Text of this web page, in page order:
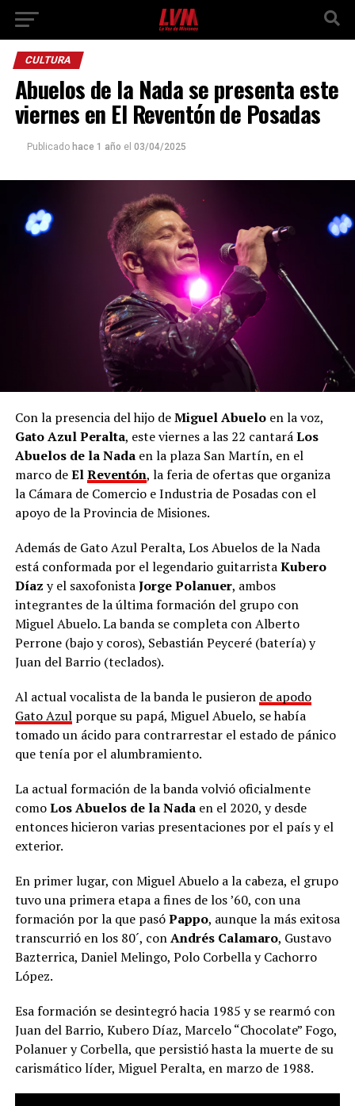
CULTURA
Abuelos de la Nada se presenta este
viernes en El Reventón de Posadas
Publicado hace 1 año el 03/04/2025
Con la presencia del hijo deMiguel Abueloen la voz,
Gato Azul Peralta, este viernes a las 22 cantaráLos
Abuelos de la Nadaen la plaza San Martín, en el
marco deElReventón, la feria de ofertas que organiza
la Cámara de Comercio e Industria de Posadas con el
apoyo de la Provincia de Misiones.
Además de Gato Azul Peralta, Los Abuelos de la Nada
está conformada por el legendario guitarristaKubero
Díaz y el saxofonistaJorge Polanuer, ambos
integrantes de la última formación del grupo con
Miguel Abuelo. La banda se completa con Alberto
Perrone (bajo y coros), Sebastián Peyceré (batería) y
Juan del Barrio (teclados).
Al actual vocalista de la banda le pusieron de apodo
Gato Azulporque su papá, Miguel Abuelo, se había
tomado un ácido para contrarrestar el estado de pánico
que tenía por el alumbramiento.
La actual formación de la banda volvió oficialmente
comoLos Abuelos de la Nadaen el 2020, y desde
entonces hicieron varias presentaciones por el país y el
exterior.
En primer lugar, con Miguel Abuelo a la cabeza, el grupo
tuvo una primera etapa a fines de los ’60, con una
formación por la que pasóPappo, aunque la más exitosa
transcurrió en los 80´, conAndrés Calamaro, Gustavo
Bazterrica, Daniel Melingo, Polo Corbella y Cachorro
López.
Esa formación se desintegró hacia 1985 y se rearmó con
Juan del Barrio, Kubero Díaz, Marcelo “Chocolate” Fogo,
Polanuer y Corbella, que persistió hasta la muerte de su
carismático líder, Miguel Peralta, en marzo de 1988.